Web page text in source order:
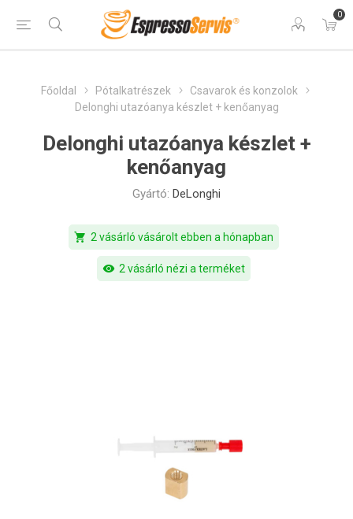
0
Főoldal Pótalkatrészek
Csavarok és konzolok
Delonghi utazóanya készlet + kenőanyag
Delonghi utazóanya készlet +
kenőanyag
Gyártó: DeLonghi
shopping_cart 2 vásárló vásárolt ebben a hónapban
visibility 2 vásárló nézi a terméket